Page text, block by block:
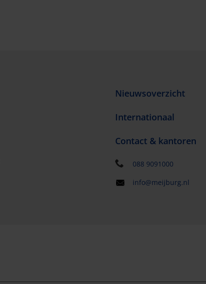
Nieuwsoverzicht
Internationaal
Contact & kantoren
088 9091000
info@meijburg.nl